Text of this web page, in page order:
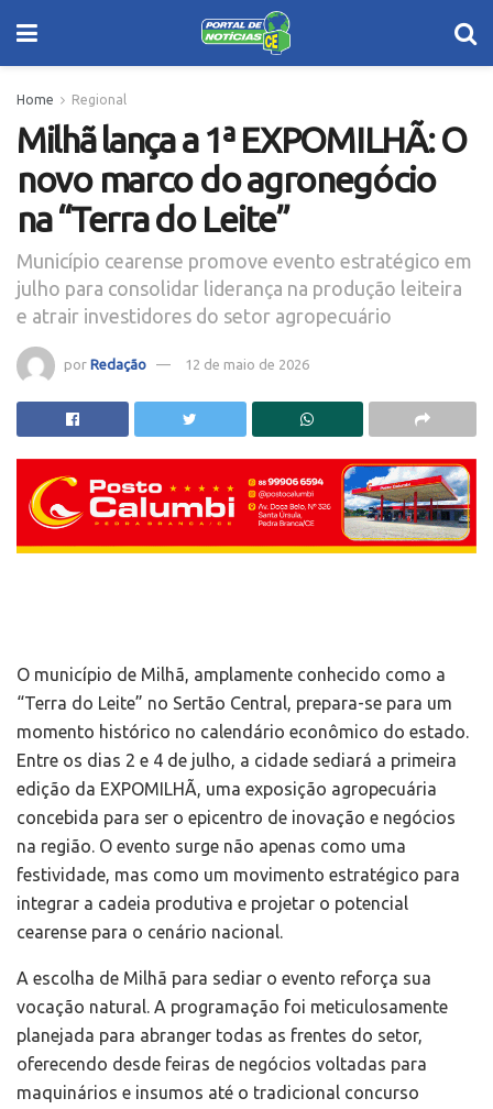
Home Regional
Milhã lança a 1ª EXPOMILHÃ: O
novo marco do agronegócio
na “Terra do Leite”
Município cearense promove evento estratégico em
julho para consolidar liderança na produção leiteira
e atrair investidores do setor agropecuário
por Redação 12 de maio de 2026
O município de Milhã, amplamente conhecido como a
“Terra do Leite” no Sertão Central, prepara-se para um
momento histórico no calendário econômico do estado.
Entre os dias 2 e 4 de julho, a cidade sediará a primeira
edição da EXPOMILHÃ, uma exposição agropecuária
concebida para ser o epicentro de inovação e negócios
na região. O evento surge não apenas como uma
festividade, mas como um movimento estratégico para
integrar a cadeia produtiva e projetar o potencial
cearense para o cenário nacional.
A escolha de Milhã para sediar o evento reforça sua
vocação natural. A programação foi meticulosamente
planejada para abranger todas as frentes do setor,
oferecendo desde feiras de negócios voltadas para
maquinários e insumos até o tradicional concurso